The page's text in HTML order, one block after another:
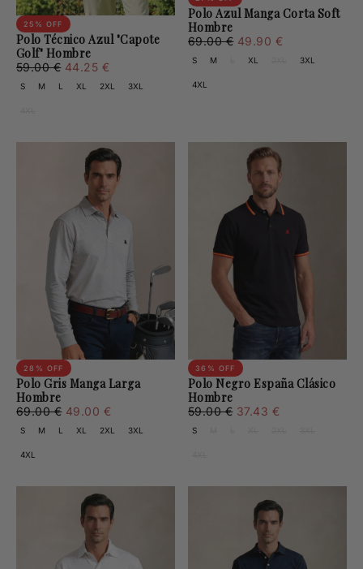
Polo Técnico Azul "Capote
Golf" Hombre
25 % OFF
44.25
€
Regular
price
59.00 € Minimum
price
44.25 €
S M L XL 2XL 3XL
Polo Azul Manga Corta Soft
Hombre
49.90
€
Regular
price
69.00 € Minimum
price
49.90 €
S M XL 3XL
4XL
Polo Gris Manga Larga
Hombre
28 % OFF
49.00
€
Regular
price
69.00 € Minimum
price
49.00 €
S M L XL 2XL 3XL
4XL
Polo Negro España Clásico
Hombre
36 % OFF
37.43
€
Regular
price
59.00 € Minimum
37.43 €
S